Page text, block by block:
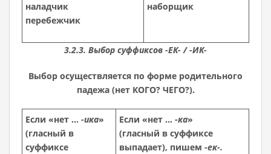
наладчик
перебежчик
наборщик
3.2.3. Выбор суффиксов -ЕК- / -ИК-
Выбор осуществляется по форме родительного
падежа (нет КОГО? ЧЕГО?).
Если «нет … -ика»
(гласный в
суффиксе
Если «нет … -ка»
(гласный в суффиксе
выпадает), пишем -ек-.